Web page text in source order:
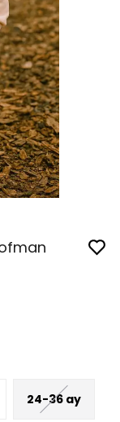
24-36 ay